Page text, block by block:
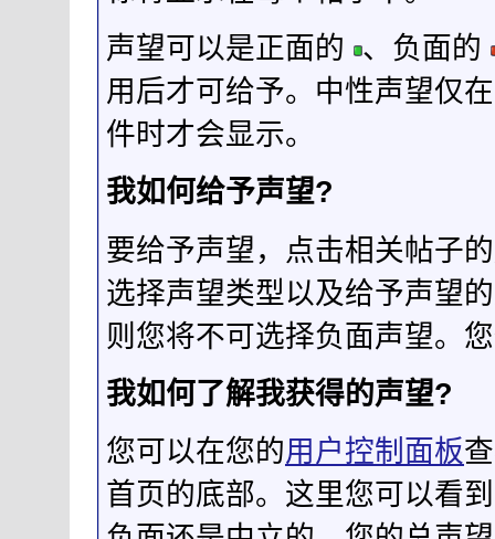
声望可以是正面的 、负面的
用后才可给予。中性声望仅
件时才会显示。
我如何给予声望?
要给予声望，点击相关帖子
选择声望类型以及给予声望
则您将不可选择负面声望。
我如何了解我获得的声望?
您可以在您的用户控制面板
首页的底部。这里您可以看